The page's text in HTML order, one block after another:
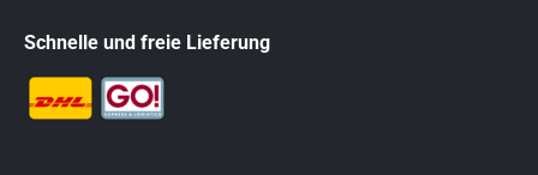
Schnelle und freie Lieferung